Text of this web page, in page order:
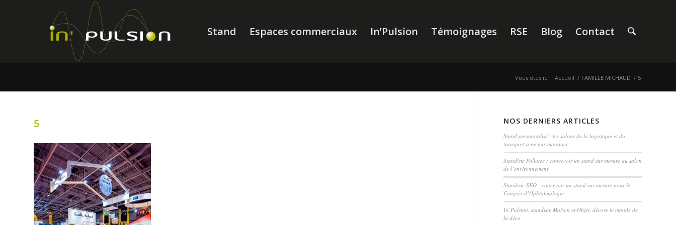
Stand Espaces commerciaux In’Pulsion Témoignages RSE Blog Contact
Vous êtes ici : Accueil / FAMILLE MICHAUD / 5
5 NOS DERNIERS ARTICLES
Stand personnalisé : les salons de la logistique et du
transport à ne pas manquer
Standiste Pollutec : concevoir un stand sur mesure au salon
de l’environnement
Standiste SFO : concevoir un stand sur mesure pour le
Congrès d’Ophtalmologie
In’Pulsion, standiste Maison et Objet, décore le monde de
la déco